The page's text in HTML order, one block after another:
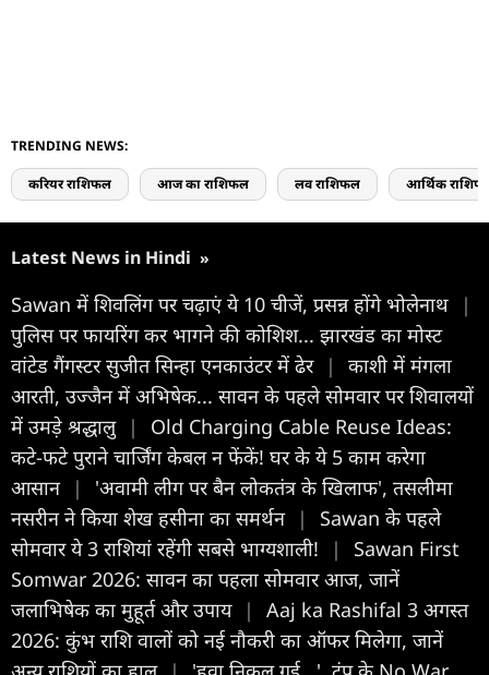
TRENDING NEWS:
करियर राशिफल आज का राशिफल लव राशिफल आर्थिक
Latest News in Hindi »
Sawan में शिवलिंग पर चढ़ाएं ये 10 चीजें, प्रसन्न होंगे भोलेनाथ
|
पुलिस पर फायरिंग कर भागने की कोशिश... झारखंड का मोस्ट
वांटेड गैंगस्टर सुजीत सिन्हा एनकाउंटर में ढेर |
काशी में मंगला
आरती, उज्जैन में अभिषेक... सावन के पहले सोमवार पर शिवालयों
में उमड़े श्रद्धालु |
Old Charging Cable Reuse Ideas:
कटे-फटे पुराने चार्जिंग केबल न फेंकें! घर के ये 5 काम करेगा
आसान |
'अवामी लीग पर बैन लोकतंत्र के खिलाफ', तसलीमा
नसरीन ने किया शेख हसीना का समर्थन |
Sawan के पहले
सोमवार ये 3 राशियां रहेंगी सबसे भाग्यशाली!
|
Sawan First
Somwar 2026: सावन का पहला सोमवार आज, जानें
जलाभिषेक का मुहूर्त और उपाय |
Aaj ka Rashifal 3 अगस्त
2026: कुंभ राशि वालों को नई नौकरी का ऑफर मिलेगा, जानें